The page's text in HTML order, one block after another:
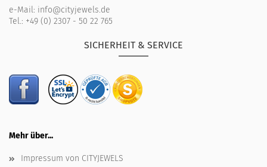
e-Mail: info@cityjewels.de
Tel.: +49 (0) 2307 - 50 22 765
SICHERHEIT & SERVICE
Mehr über...
Impressum von CITYJEWELS